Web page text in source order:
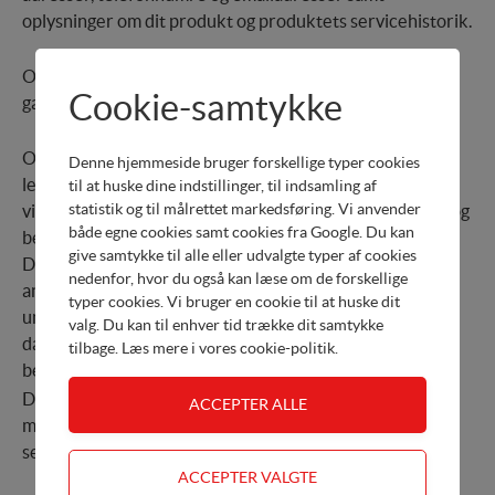
oplysninger om dit produkt og produktets servicehistorik.
Oplysningerne indsamles for at kunne effektuere de
garanti- og serviceaftaler vi indgår.
Oplysningerne deles med vores forhandlere og
leverandører af datasystemer og hostingtjenester. Disse
virksomheder er databehandlere under vores instruks og
behandler data, som vi er dataansvarlig for.
Databehandlerne må ikke anvende oplysningerne til
andet formål end opfyldelse af aftalen med os og er
underlagt fortrolighed om disse. Vi har indgået skriftlige
databehandleraftaler med alle databehandlere, der
behandler personoplysninger på vores vegne.
Desuden deles produkternes servicehistorik offentligt,
men anonymiseret, ved indtastning af produktets
serienummer.
Cookie-samtykke
Denne hjemmeside bruger forskellige typer cookies
til at huske dine indstillinger, til indsamling af
statistik og til målrettet markedsføring. Vi anvender
både egne cookies samt cookies fra Google. Du kan
give samtykke til alle eller udvalgte typer af cookies
nedenfor, hvor du også kan læse om de forskellige
typer cookies. Vi bruger en cookie til at huske dit
valg. Du kan til enhver tid trække dit samtykke
tilbage. Læs mere i vores cookie-politik